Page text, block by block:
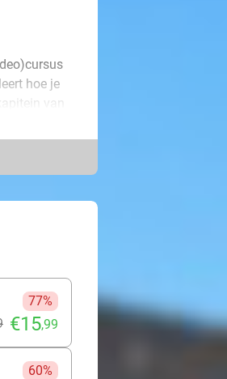
hoe je
van
tot de
77%
€15,99
60%